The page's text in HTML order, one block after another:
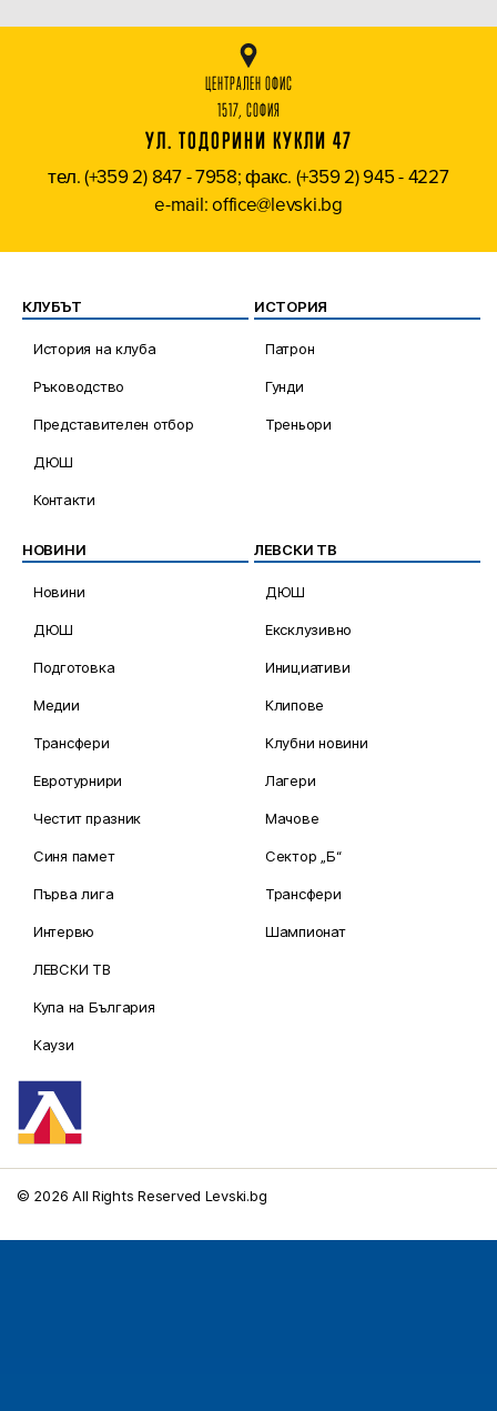
ЦЕНТРАЛЕН ОФИС
1517, СОФИЯ
УЛ. ТОДОРИНИ КУКЛИ 47
тел. (+359 2) 847 - 7958; факс. (+359 2) 945 - 4227
e-mail: office@levski.bg
КЛУБЪТ
История на клуба
Ръководство
Представителен отбор
ДЮШ
Контакти
ИСТОРИЯ
Патрон
Гунди
Треньори
НОВИНИ
Новини
ДЮШ
Подготовка
Медии
Трансфери
Евротурнири
Честит празник
Синя памет
Първа лига
Интервю
ЛЕВСКИ ТВ
Купа на България
Каузи
ЛЕВСКИ ТВ
ДЮШ
Ексклузивно
Инициативи
Клипове
Клубни новини
Лагери
Мачове
Сектор „Б“
Трансфери
Шампионат
© 2026 All Rights Reserved Levski.bg